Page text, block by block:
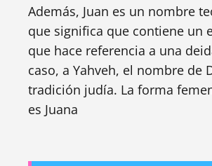
Además, Juan es un nombre
que significa que contiene un
que hace referencia a una
caso, a Yahveh, el nombre de
tradición judía. La forma
es Juana